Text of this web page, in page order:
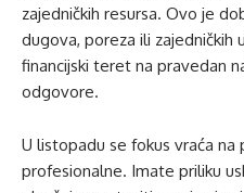
zajedničkih resursa. Ovo je
dugova, poreza ili
financijski teret na pravedan
odgovore.
U listopadu se fokus vraća
profesionalne. Imate priliku